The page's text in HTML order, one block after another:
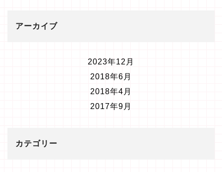
アーカイブ
2023年12月
2018年6月
2018年4月
2017年9月
カテゴリー